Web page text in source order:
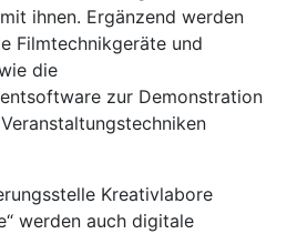
ihnen. Ergänzend werden
Filmtechnikgeräte und
die
zur Demonstration
Kreativlabore
werden auch digitale